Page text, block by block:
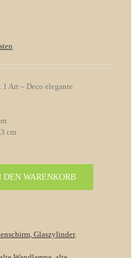
1 Art – Deco elegante
cm
DEN WARENKORB
Glaszylinder,